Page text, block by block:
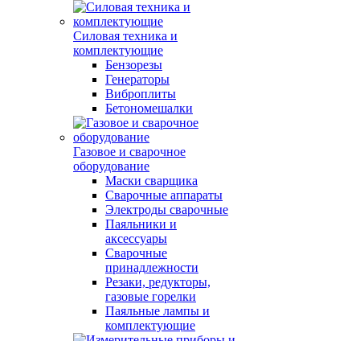
Силовая техника и
комплектующие
Бензорезы
Генераторы
Виброплиты
Бетономешалки
Газовое и сварочное
оборудование
Маски сварщика
Сварочные аппараты
Электроды сварочные
Паяльники и
аксессуары
Сварочные
принадлежности
Резаки, редукторы,
газовые горелки
Паяльные лампы и
комплектующие